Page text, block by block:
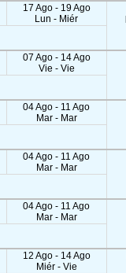
17 Ago - 19 Ago
Lun - Miér
07 Ago - 14 Ago
Vie - Vie
04 Ago - 11 Ago
Mar - Mar
04 Ago - 11 Ago
Mar - Mar
04 Ago - 11 Ago
Mar - Mar
12 Ago - 14 Ago
Miér - Vie